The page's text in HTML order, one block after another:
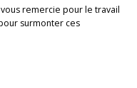
remercie pour le travail
surmonter ces